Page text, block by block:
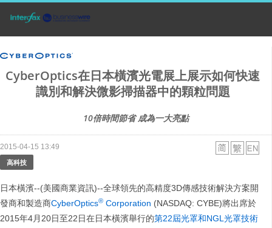
CyberOptics在日本橫濱光電展上展示如何快速
識別和解決微影掃描器中的顆粒問題
10倍時間節省 成為一大亮點
2015-04-15 13:49
高科技
日本橫濱--(美國商業資訊)--全球領先的高精度3D傳感技術解決方案開
發商和製造商CyberOptics® Corporation (NASDAQ: CYBE)將出席於
2015年4月20日至22日在日本橫濱舉行的第22屆光罩和NGL光罩技術